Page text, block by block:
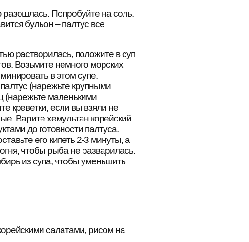
Попробуйте на соль.
бульон – палтус все
растворилась, положите в суп
Возьмите немного морских
в этом супе.
(нарежьте крупными
(нарежьте маленькими
креветки, если вы взяли не
Варите хемультан корейский
до готовности палтуса.
его кипеть 2-3 минуты, а
чтобы рыба не разварилась.
из супа, чтобы уменьшить
салатами, рисом на